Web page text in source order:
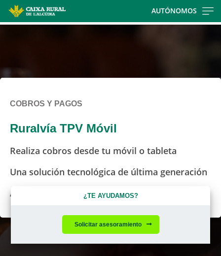
AUTÓNOMOS
COBROS Y PAGOS
Ruralvía TPV Móvil
Realiza cobros desde tu móvil o tableta
Una solución tecnológica de última generación
Aplicación de descarga gratuita
¿TE AYUDAMOS?
Solicitar asesoramiento